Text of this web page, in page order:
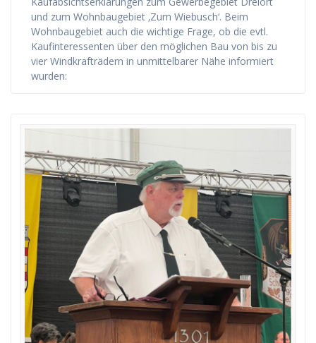
und zum Wohnbaugebiet ‚Zum Wiebusch‘. Beim
Wohnbaugebiet auch die wichtige Frage, ob die evtl.
Kaufinteressenten über den möglichen Bau von bis zu
vier Windkrafträdern in unmittelbarer Nähe informiert
wurden: